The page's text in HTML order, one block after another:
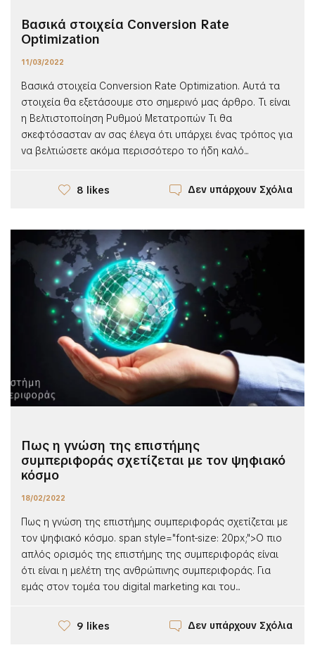
Βασικά στοιχεία Conversion Rate
Optimization
11/03/2022
Βασικά στοιχεία Conversion Rate Optimization. Αυτά τα
στοιχεία θα εξετάσουμε στο σημερινό μας άρθρο. Τι είναι
η Βελτιστοποίηση Ρυθμού Μετατροπών Τι θα
σκεφτόσασταν αν σας έλεγα ότι υπάρχει ένας τρόπος για
να βελτιώσετε ακόμα περισσότερο το ήδη καλό...
8 likes Δεν υπάρχουν Σχόλια
Πως η γνώση της επιστήμης
συμπεριφοράς σχετίζεται με τον ψηφιακό
κόσμο
18/02/2022
Πως η γνώση της επιστήμης συμπεριφοράς σχετίζεται με
τον ψηφιακό κόσμο. span style="font-size: 20px;">Ο πιο
απλός ορισμός της επιστήμης της συμπεριφοράς είναι
ότι είναι η μελέτη της ανθρώπινης συμπεριφοράς. Για
εμάς στον τομέα του digital marketing και του...
9 likes Δεν υπάρχουν Σχόλια